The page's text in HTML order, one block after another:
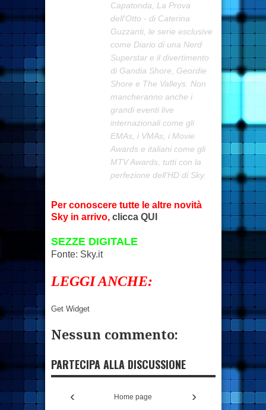
Capatonda, La Prova
dell'Otto - di Caterina
Guzzanti, le serie esclusive
come Diario di una Nerd
Superstar e il divertimento
di Gandia Shore, Geordie
Shore e The Valleys. Non
mancheranno anche i
grandi eventi live
internazionali come gli
EMAs, i VMAs, i Movie
Awards e italiani come gli
MTV Awards, tutti con la
perfezione dell'HD di Sky.
Per conoscere tutte le altre novità
Sky in arrivo, clicca QUI
SEZZE DIGITALE
Fonte: Sky.it
LEGGI ANCHE:
Get Widget
Nessun commento:
PARTECIPA ALLA DISCUSSIONE
‹ ›
Home page